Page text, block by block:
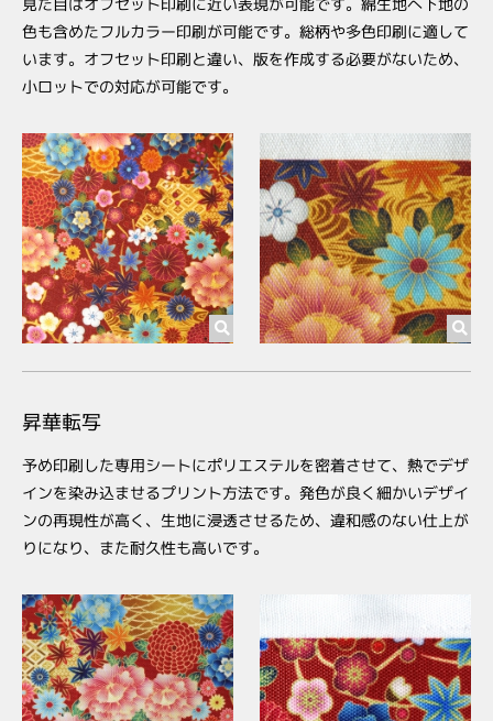
色も含めたフルカラー印刷が可能です。総柄や多色印刷に適して
います。オフセット印刷と違い、版を作成する必要がないため、
小ロットでの対応が可能です。
昇華転写
予め印刷した専用シートにポリエステルを密着させて、熱でデザ
インを染み込ませるプリント方法です。発色が良く細かいデザイ
ンの再現性が高く、生地に浸透させるため、違和感のない仕上が
りになり、また耐久性も高いです。